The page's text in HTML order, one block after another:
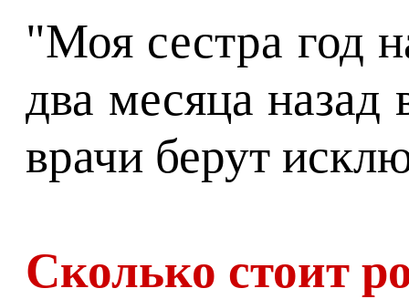
"Моя сестра год
два месяца
врачи берут
Сколько стоит